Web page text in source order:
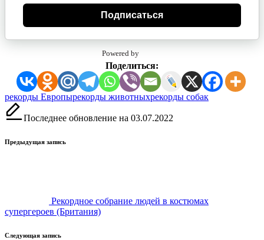
Подписаться
Powered by
Поделиться:
Метки:
рекорды Европырекорды животныхрекорды собак
Последнее обновление на 03.07.2022
Навигация
Предыдущая запись
Рекордное собрание людей в костюмах
супергероев (Британия)
Следующая запись